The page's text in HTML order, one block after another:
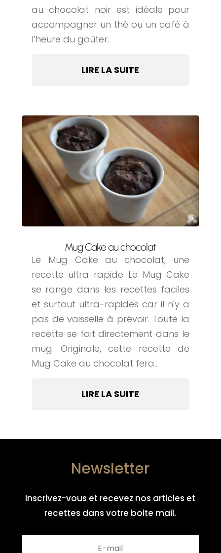
au chocolat noir est idéale pour
accompagner un thé ou un café à
l’heure du goûter.
LIRE LA SUITE
Mug Cake au chocolat
Le Mug Cake au chocolat, une
recette ultra rapide Le Mug Cake
se range dans les recettes faciles
et surtout ultra-rapides car il n'y a
pas de vaisselle à prévoir. Toute la
recette se fait directement dans le
mug. Originale, cette recette de
Mug Cake au chocolat fera...
LIRE LA SUITE
Newsletter
Inscrivez-vous et recevez nos articles et
recettes dans votre boite mail.